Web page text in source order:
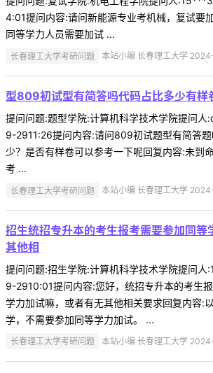
4:01提问内容:请问新能源专业考机械，复试要
同等学力人员需要加试 ...
长春理工大学考研问题 本站小编 长春理工大学
型809初试型有简答吗代码占比多少有样
提问问题:题型学院:计算机科学技术学院提问
9-2911:26提问内容:请问809初试题型有简答
少？是否有样卷可以参考一下呢回复内容:未到
考 ...
长春理工大学考研问题 本站小编 长春理工大学
招生统招专升本的考生报考需要参加同等
其他相
提问问题:招生学院:计算机科学技术学院提问
9-2910:01提问内容:您好，统招专升本的考生
学力加试嘛，或者有无其他相关要求回复内容:
学，不需要参加同等学力加试。 ...
长春理工大学考研问题 本站小编 长春理工大学